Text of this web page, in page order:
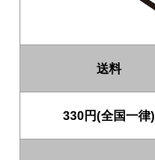
送料
330円(全国一律)